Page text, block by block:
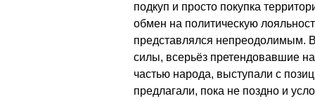
подкуп и просто покупка
обмен на политическую
представлялся непреодолимым.
силы, всерьёз претендовавшие
частью народа, выступали с
предлагали, пока не поздно и